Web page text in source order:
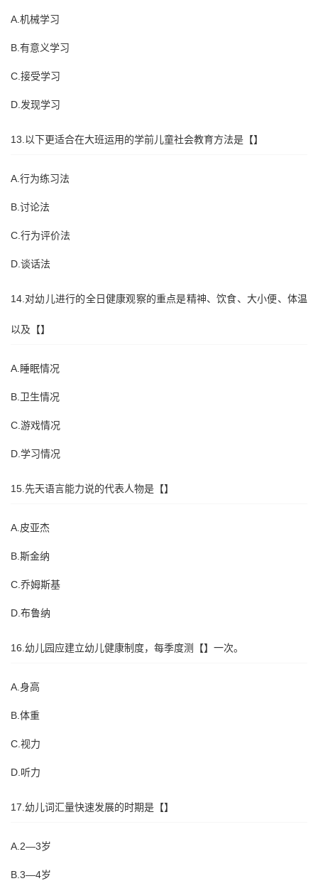
A.机械学习
B.有意义学习
C.接受学习
D.发现学习
13.以下更适合在大班运用的学前儿童社会教育方法是【】
A.行为练习法
B.讨论法
C.行为评价法
D.谈话法
14.对幼儿进行的全日健康观察的重点是精神、饮食、大小便、体温
以及【】
A.睡眠情况
B.卫生情况
C.游戏情况
D.学习情况
15.先天语言能力说的代表人物是【】
A.皮亚杰
B.斯金纳
C.乔姆斯基
D.布鲁纳
16.幼儿园应建立幼儿健康制度，每季度测【】一次。
A.身高
B.体重
C.视力
D.听力
17.幼儿词汇量快速发展的时期是【】
A.2—3岁
B.3—4岁